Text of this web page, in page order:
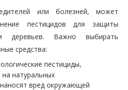
или болезней, может
пестицидов для защиты
деревьев. Важно выбирать
средства:
пестициды,
натуральных
вред окружающей